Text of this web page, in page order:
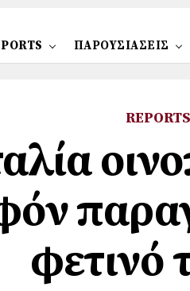
ΠΑΡΟΥΣΙΑΣΕΙΣ
REPORTS
φετινό